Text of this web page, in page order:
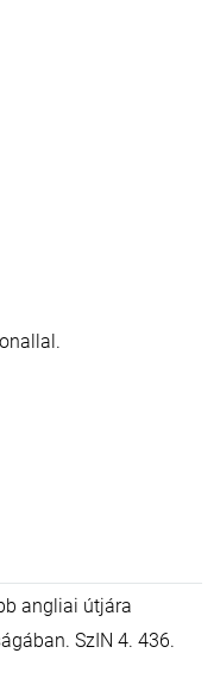
angliai útjára
SzIN 4. 436.